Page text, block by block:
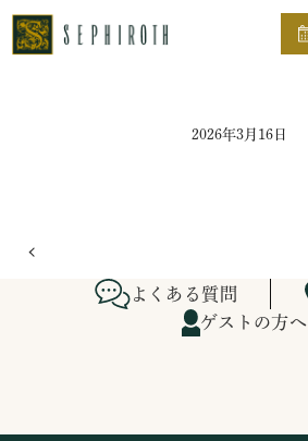
ホーム
2026年3月16日
よくある質問
ゲストの方へ